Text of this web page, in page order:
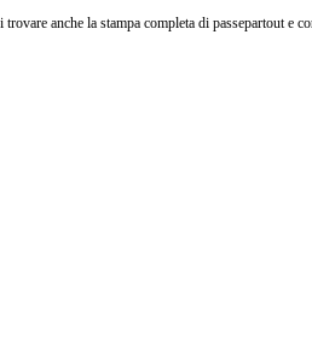
anche la stampa completa di passepartout e